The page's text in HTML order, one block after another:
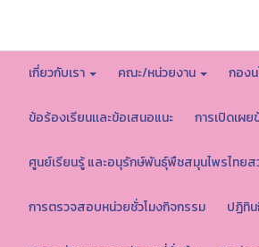
เกี่ยวกับเรา คณะ/หน่วยงาน กอง
ข้อร้องเรียนเเละข้อเสนอแนะ การเปิดเผ
ศูนย์เรียนรู้ และอนุรักษ์พันธุ์พืชสมุนไพรไทย
การตรวจสอบหน่วยชั่วโมงกิจกรรม ปฏิทิ